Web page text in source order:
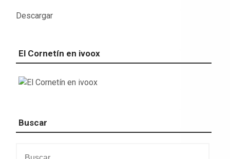
Descargar
El Cornetín en ivoox
Buscar